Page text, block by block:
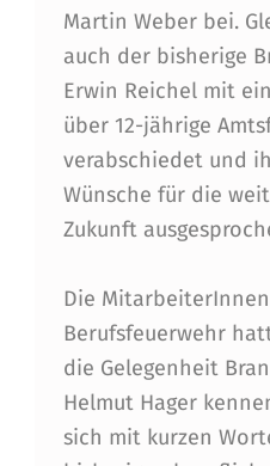
T
R
I
T
T
V
N
B
R
A
Martin Weber bei.
auch der bisherige
Erwin Reichel mit
über 12-jährige
verabschiedet und
Wünsche für die
Zukunft
Die
Berufsfeuerwehr
die Gelegenheit
Helmut Hager
sich mit kurzen